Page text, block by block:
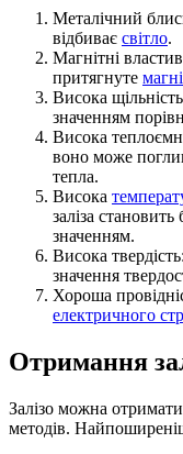
Металічний
відбиває світло.
Магнітні
притягнуте
Висока
значенням
Висока
воно може
тепла.
Висока
заліза
значенням.
Висока
значення
Хороша
електричного
Отримання
Залізо можна
методів.